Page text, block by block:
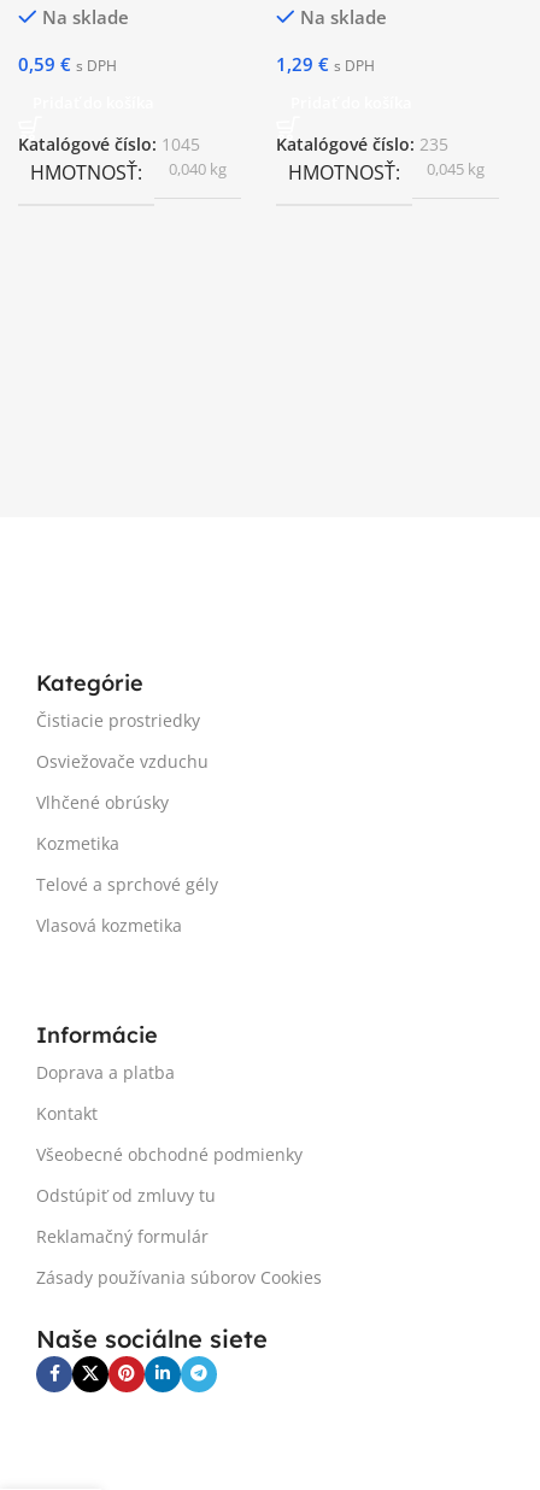
Na sklade
0,59 € s DPH
Katalógové číslo: 1045
HMOTNOSŤ 0,040 kg
Na sklade
1,29 € s DPH
Katalógové číslo: 235
HMOTNOSŤ 0,045 kg
Kategórie
Čistiacie prostriedky
Osviežovače vzduchu
Vlhčené obrúsky
Kozmetika
Telové a sprchové gély
Vlasová kozmetika
Informácie
Doprava a platba
Kontakt
Všeobecné obchodné podmienky
Odstúpiť od zmluvy tu
Reklamačný formulár
Zásady používania súborov Cookies
Naše sociálne siete